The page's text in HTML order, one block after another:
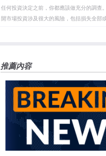
貼
板
任何投資決定之前，你都應該做充分的調查
開市場投資涉及很大的風險，包括損失全部
FXStreet和作者不提供個性化的建議。作者
失，傷害或損害由此資訊及其顯示或使用引
推薦內容